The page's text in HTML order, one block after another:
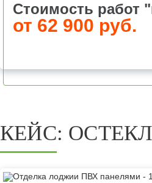
Стоимость работ
от 62 900 руб.
КЕЙС: